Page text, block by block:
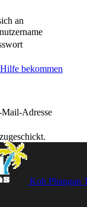
an
bekommen
Adresse
Koh Phangan